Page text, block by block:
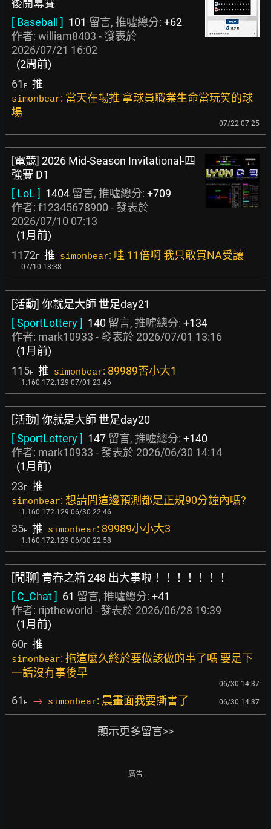
後開幕賽
[ Baseball ] 101 留言, 推噓總分: +62
作者: william8403 - 發表於
2026/07/21 16:02
(2周前)
61 F 推
simonbear: 當天在場推 拿球員職業生命當玩笑的球
場
07/22 07:25
[電競] 2026 Mid-Season Invitational-四
強賽 D1
[ LoL ] 1404 留言, 推噓總分: +709
作者: f12345678900 - 發表於
2026/07/10 07:13
(1月前)
1172F 推 simonbear: 哇 11倍啊 我只敢買NA受讓
07/10 18:38
[活動] 你就是大師 世足day21
[ SportLottery ] 140 留言, 推噓總分: +134
作者: mark10933 - 發表於 2026/07/01 13:16
(1月前)
115F 推 simonbear: 89989否小大1
1.160.172.129 07/01 23:46
[活動] 你就是大師 世足day20
[ SportLottery ] 147 留言, 推噓總分: +140
作者: mark10933 - 發表於 2026/06/30 14:14
(1月前)
23F 推
simonbear: 想請問這邊預測都是正規90分鐘內嗎?
1.160.172.129 06/30 22:46
35F 推 simonbear: 89989小小大3
1.160.172.129 06/30 22:58
[閒聊] 青春之箱 248 出大事啦！！！！！！！
[ C_Chat ] 61 留言, 推噓總分: +41
作者: riptheworld - 發表於 2026/06/28 19:39
(1月前)
60F 推
simonbear: 拖這麼久終於要做該做的事了嗎 要是下
一話沒有事後早
06/30 14:37
61 F → simonbear: 晨畫面我要撕書了 06/30 14:37
顯示更多留言>>
廣告